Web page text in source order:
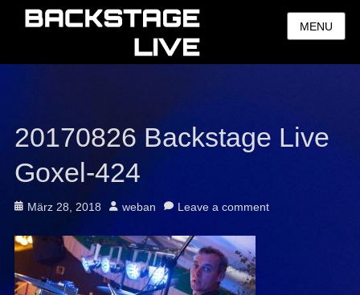
MENU
20170826 Backstage Live
Goxel-424
Posted
März 28, 2018 Author
weban Leave a comment